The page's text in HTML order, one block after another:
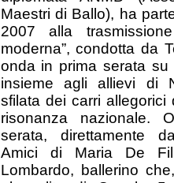
Maestri di Ballo), ha
2007 alla
moderna”, condotta da
onda in prima serata
insieme agli allievi di
sfilata dei carri allegorici
risonanza nazionale.
serata, direttamente
Amici di Maria De
Lombardo, ballerino